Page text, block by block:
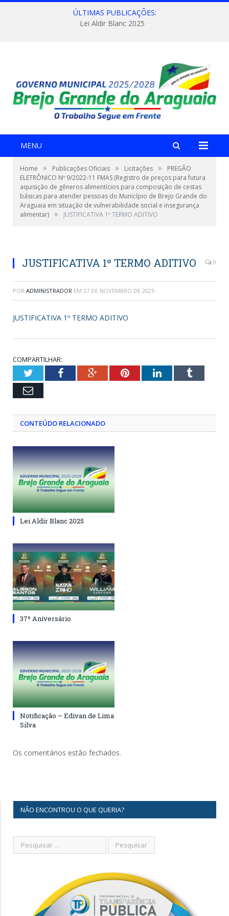
ÚLTIMAS PUBLICAÇÕES:
Lei Aldir Blanc 2025
MENU
Home » Publicações Oficiais » Licitações »
PREGÃO
ELETRÔNICO Nº 9/2022-11 FMAS (Registro de preços para futura
aquisição de gêneros alimentícios para composição de cestas
básicas para atender pessoas do Município de Brejo Grande do
Araguaia em situação de vulnerabilidade social e insegurança
alimentar) » JUSTIFICATIVA 1º TERMO ADITIVO
JUSTIFICATIVA 1º TERMO ADITIVO 0
POR ADMINISTRADOR EM 27 DE NOVEMBRO DE 2025
JUSTIFICATIVA 1º TERMO ADITIVO
COMPARTILHAR:
TwitterFacebookGoogle+PinterestLinkedInTumblr
Email
CONTEÚDO RELACIONADO
Lei Aldir Blanc 2025
37º Aniversário
Notificação – Edivan de Lima
Silva
Os comentários estão fechados.
NÃO ENCONTROU O QUE QUERIA?